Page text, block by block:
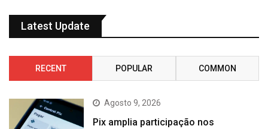
Latest Update
RECENT POPULAR COMMON
Agosto 9, 2026
Pix amplia participação nos